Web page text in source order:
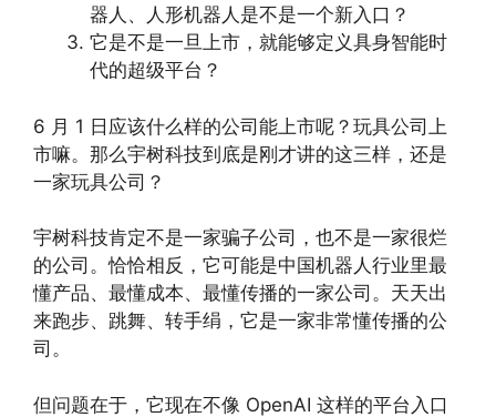
器人、人形机器人是不是一个新入口？
它是不是一旦上市，就能够定义具身智能时
代的超级平台？
6 月 1 日应该什么样的公司能上市呢？玩具公司上
市嘛。那么宇树科技到底是刚才讲的这三样，还是
一家玩具公司？
宇树科技肯定不是一家骗子公司，也不是一家很烂
的公司。恰恰相反，它可能是中国机器人行业里最
懂产品、最懂成本、最懂传播的一家公司。天天出
来跑步、跳舞、转手绢，它是一家非常懂传播的公
司。
但问题在于，它现在不像 OpenAI 这样的平台入口